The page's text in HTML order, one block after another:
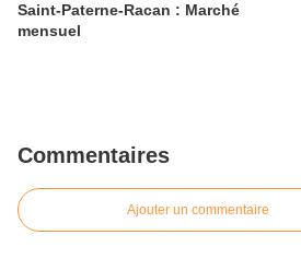
Saint-Paterne-Racan : Marché
mensuel
Commentaires
Ajouter un commentaire